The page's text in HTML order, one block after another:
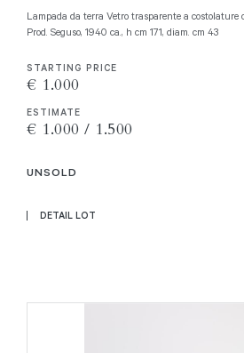
Lampada da terra Vetro trasparente a costolature orizzontali, metallo cromato.
Prod. Seguso, 1940 ca., h cm 171, diam. cm 43
STARTING PRICE
€ 1.000
ESTIMATE
€ 1.000 / 1.500
UNSOLD
DETAIL LOT